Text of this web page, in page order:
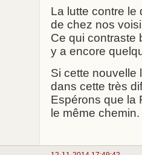
La lutte contre le
de chez nos
Ce qui contraste
y a encore
Si cette nouvelle
dans cette très
Espérons que la
le même chemin.